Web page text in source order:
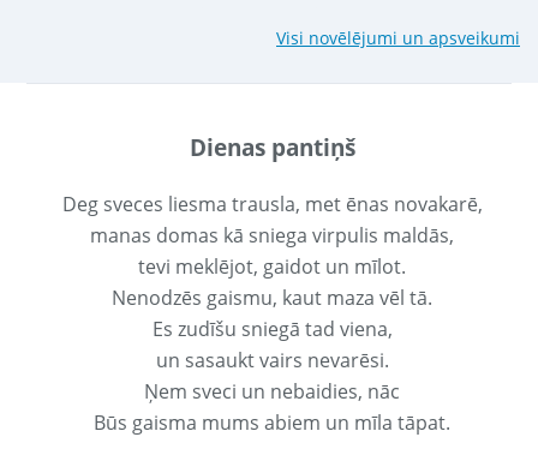
Visi novēlējumi un apsveikumi
Dienas pantiņš
Deg sveces liesma trausla, met ēnas novakarē,
manas domas kā sniega virpulis maldās,
tevi meklējot, gaidot un mīlot.
Nenodzēs gaismu, kaut maza vēl tā.
Es zudīšu sniegā tad viena,
un sasaukt vairs nevarēsi.
Ņem sveci un nebaidies, nāc
Būs gaisma mums abiem un mīla tāpat.